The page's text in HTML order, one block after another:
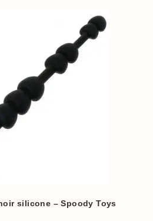
silicone – Spoody Toys